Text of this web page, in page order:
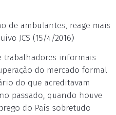
de ambulantes, reage mais
JCS (15/4/2016)
trabalhadores informais
do mercado formal
do que acreditavam
passado, quando houve
do País sobretudo